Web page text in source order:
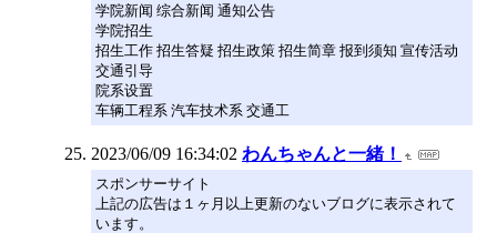
学院新闻 综合新闻 通知公告
学院招生
招生工作 招生答疑 招生政策 招生简章 报到须知 宣传活动
交通引导
院系设置
车辆工程系 汽车技术系 交通工
2023/06/09 16:34:02 わんちゃんと一緒！
スポンサーサイト
上記の広告は１ヶ月以上更新のないブログに表示されて
います。